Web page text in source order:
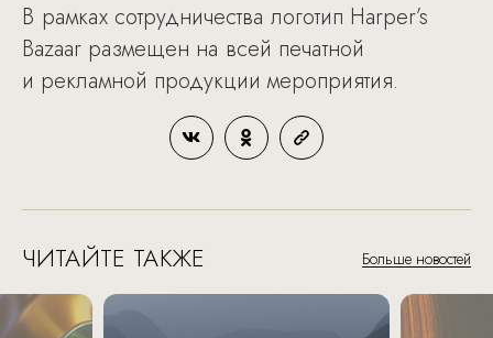
В рамках сотрудничества логотип Harper’s
Bazaar размещен на всей печатной
и рекламной продукции мероприятия.
ЧИТАЙТЕ ТАКЖЕ Больше новостей